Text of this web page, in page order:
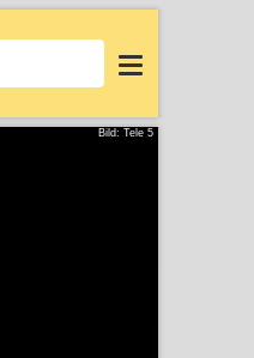
Login
Bild: Tele 5